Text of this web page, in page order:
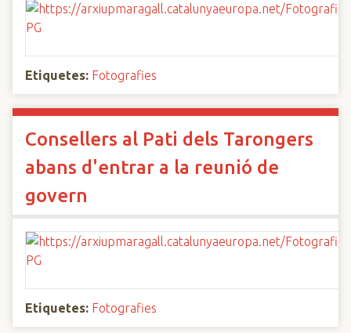
Etiquetes: Fotografies
Consellers al Pati dels Tarongers
abans d'entrar a la reunió de
govern
Etiquetes: Fotografies